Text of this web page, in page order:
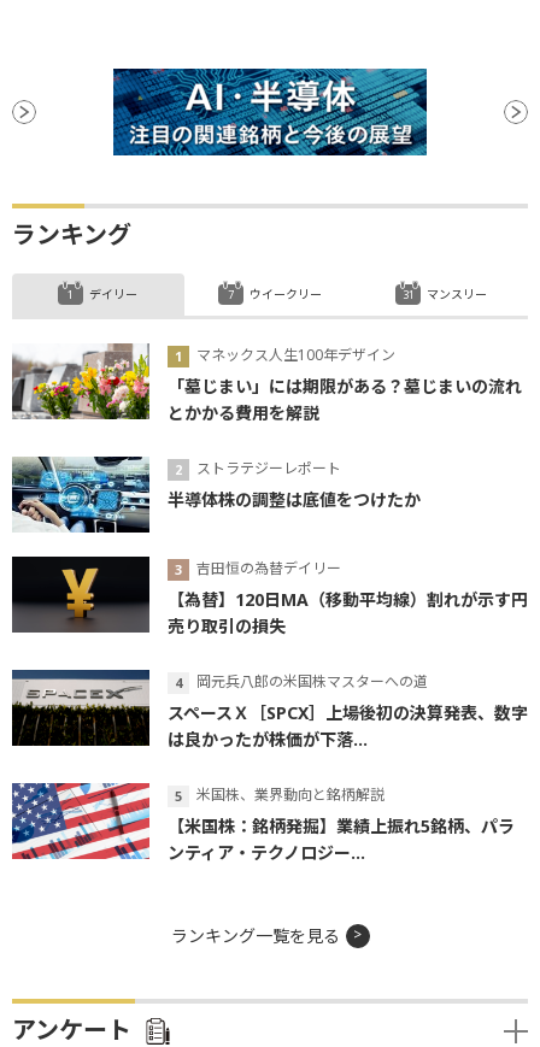
ランキング
デイリー
マネックス人生100年デザイン
「墓じまい」には期限がある？墓じまいの流れ
とかかる費用を解説
ストラテジーレポート
半導体株の調整は底値をつけたか
吉田恒の為替デイリー
【為替】120日MA（移動平均線）割れが示す円
売り取引の損失
岡元兵八郎の米国株マスターへの道
スペースＸ［SPCX］上場後初の決算発表、数字
は良かったが株価が下落...
米国株、業界動向と銘柄解説
【米国株：銘柄発掘】業績上振れ5銘柄、パラ
ンティア・テクノロジー...
ウイークリー マンスリー
ランキング一覧を見る
アンケート